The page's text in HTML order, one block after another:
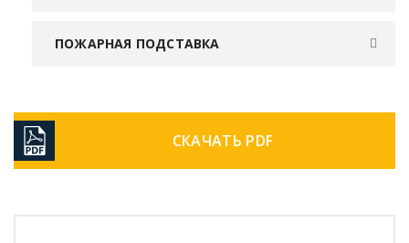
ПОЖАРНАЯ ПОДСТАВКА
СКАЧАТЬ PDF